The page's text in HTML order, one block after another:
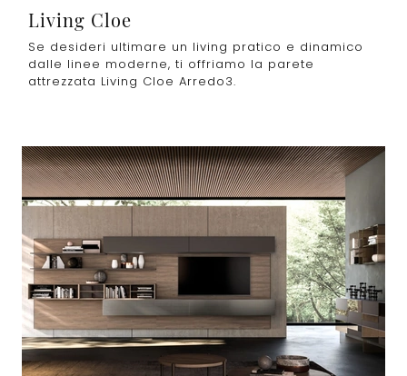
Living Cloe
Se desideri ultimare un living pratico e dinamico
dalle linee moderne, ti offriamo la parete
attrezzata Living Cloe Arredo3.